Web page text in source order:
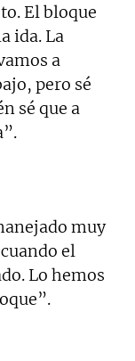
El bloque
ida. La
a
pero sé
sé que a
muy
el
Lo hemos